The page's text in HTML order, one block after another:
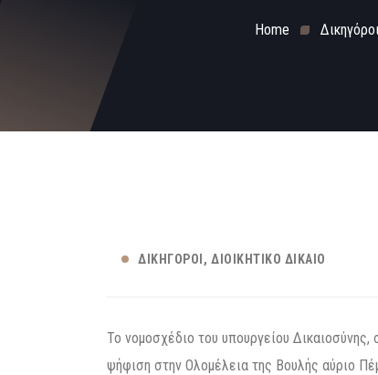
Home
ΔΙΚΗΓΌΡΟΙ ΔΙΟΙΚΗΤΙΚΌ ΔΊΚΑΙΟ
Το νομοσχέδιο του υπουργείου
ψήφιση στην Ολομέλεια της Βουλής αύριο